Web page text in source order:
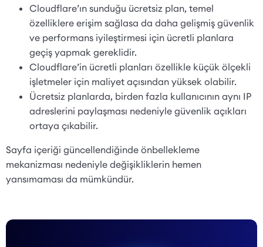
Cloudflare’ın sunduğu ücretsiz plan, temel
özelliklere erişim sağlasa da daha gelişmiş güvenlik
ve performans iyileştirmesi için ücretli planlara
geçiş yapmak gereklidir.
Cloudflare’in ücretli planları özellikle küçük ölçekli
işletmeler için maliyet açısından yüksek olabilir.
Ücretsiz planlarda, birden fazla kullanıcının aynı IP
adreslerini paylaşması nedeniyle güvenlik açıkları
ortaya çıkabilir.
Sayfa içeriği güncellendiğinde önbellekleme
mekanizması nedeniyle değişikliklerin hemen
yansımaması da mümkündür.